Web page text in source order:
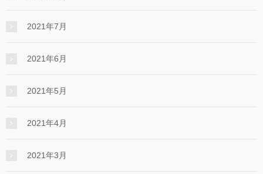
2021年7月
2021年6月
2021年5月
2021年4月
2021年3月